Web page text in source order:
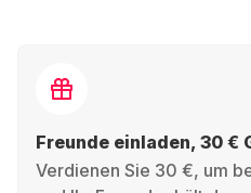
Freunde einladen, 30 €
Verdienen Sie 30 €, um